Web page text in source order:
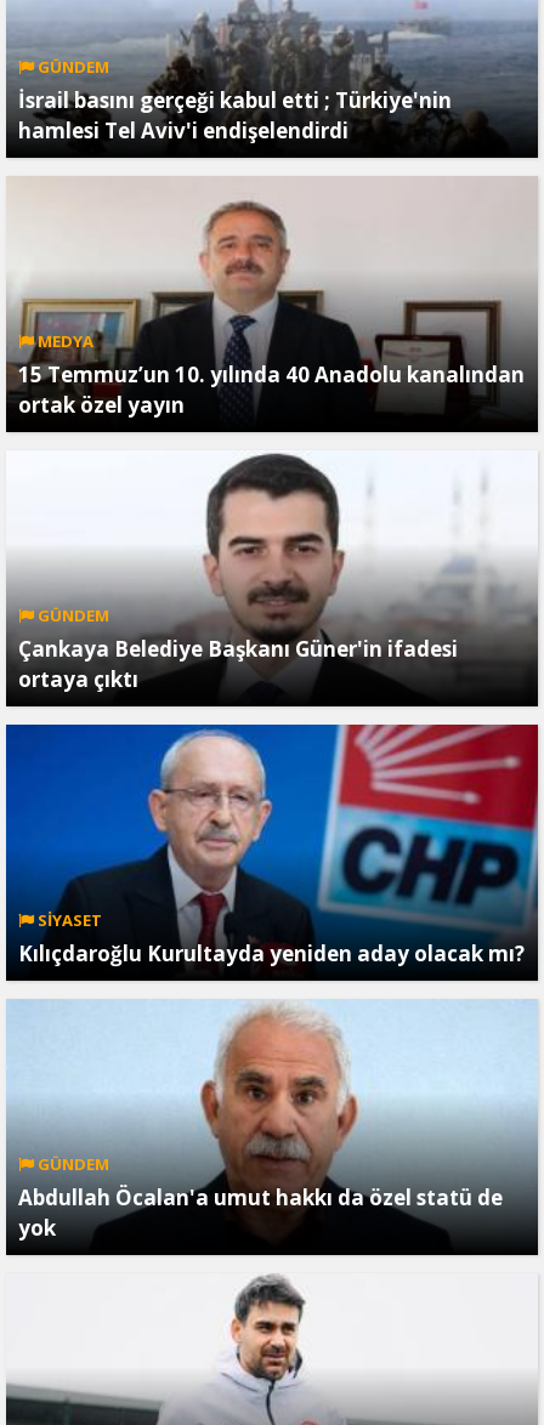
GÜNDEM
İsrail basını gerçeği kabul etti ; Türkiye'nin
hamlesi Tel Aviv'i endişelendirdi
MEDYA
15 Temmuz’un 10. yılında 40 Anadolu kanalından
ortak özel yayın
GÜNDEM
Çankaya Belediye Başkanı Güner'in ifadesi
ortaya çıktı
SİYASET
Kılıçdaroğlu Kurultayda yeniden aday olacak mı?
GÜNDEM
Abdullah Öcalan'a umut hakkı da özel statü de
yok